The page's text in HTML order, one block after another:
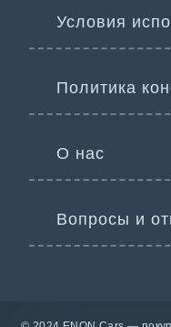
Условия
Политика
О нас
Вопросы и